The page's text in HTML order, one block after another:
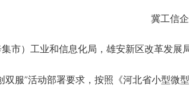
冀工信
市）工业和信息化局，雄安新区改革发展
服”活动部署要求，按照《河北省小型微